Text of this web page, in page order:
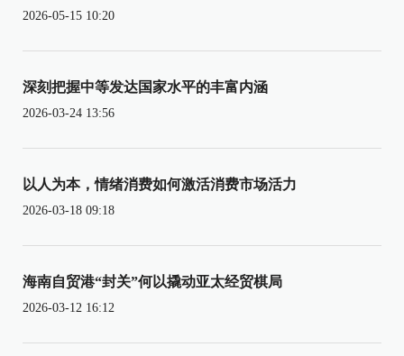
2026-05-15 10:20
深刻把握中等发达国家水平的丰富内涵
2026-03-24 13:56
以人为本，情绪消费如何激活消费市场活力
2026-03-18 09:18
海南自贸港“封关”何以撬动亚太经贸棋局
2026-03-12 16:12